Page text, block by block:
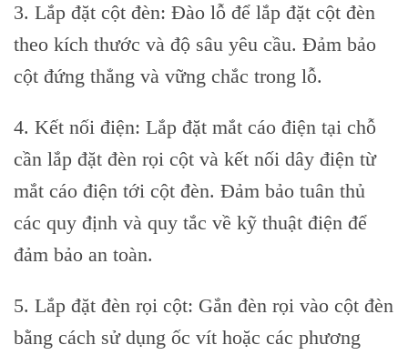
3. Lắp đặt cột đèn: Đào lỗ để lắp đặt cột đèn
theo kích thước và độ sâu yêu cầu. Đảm bảo
cột đứng thẳng và vững chắc trong lỗ.
4. Kết nối điện: Lắp đặt mắt cáo điện tại chỗ
cần lắp đặt đèn rọi cột và kết nối dây điện từ
mắt cáo điện tới cột đèn. Đảm bảo tuân thủ
các quy định và quy tắc về kỹ thuật điện để
đảm bảo an toàn.
5. Lắp đặt đèn rọi cột: Gắn đèn rọi vào cột đèn
bằng cách sử dụng ốc vít hoặc các phương